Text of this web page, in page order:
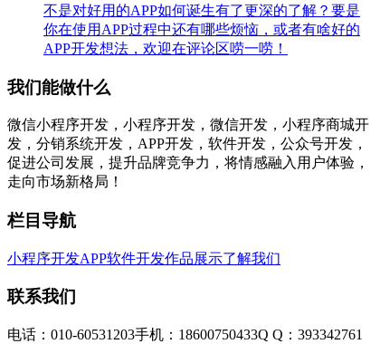
不是对好用的APP如何诞生有了更深的了解？要是
你在使用APP过程中还有哪些烦恼，或者有啥好的
APP开发想法，欢迎在评论区唠一唠！
我们能做什么
微信小程序开发，小程序开发，微信开发，小程序商城开
发，分销系统开发，APP开发，软件开发，公众号开发，
促进公司发展，提升品牌竞争力，将情感融入用户体验，
走向市场新格局！
栏目导航
小程序开发APP软件开发作品展示了解我们
联系我们
电话：010-60531203手机：18600750433Q Q：393342761